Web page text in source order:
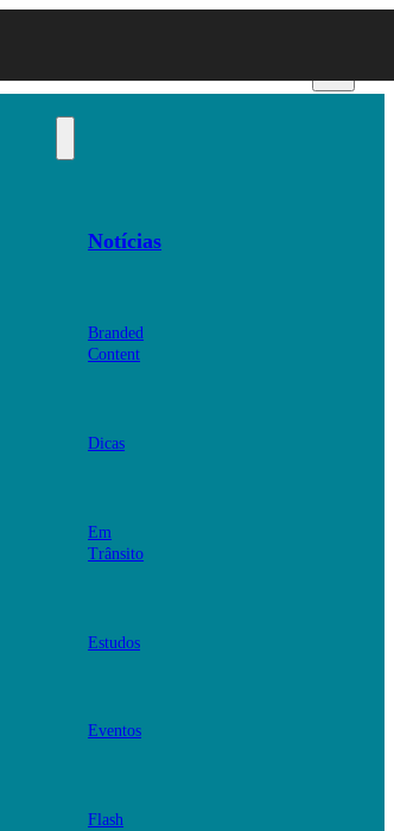
Notícias
Branded
Content
Dicas
Em
Trânsito
Estudos
Eventos
Flash